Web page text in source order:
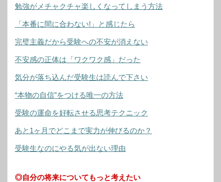
勉強がメチャクチャ楽しくなってしまう方法
「本番に間に合わない!」と感じたら
完璧主義だから受験への不安が消えない
不安感の正体は「ワクワク感」だった
気分が落ち込んだ受験生は読んで下さい
“本物の自信”をつける唯一の方法
受験の運命を好転させる思考テクニック
あと1ヶ月でどこまで実力が伸びるのか？
受験生なのにやる気が出ない理由
◎自分の将来についてもっと考えたい